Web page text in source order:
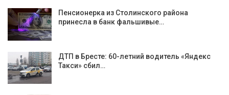
Пенсионерка из Столинского района
принесла в банк фальшивые…
ДТП в Бресте: 60-летний водитель «Яндекс
Такси» сбил…